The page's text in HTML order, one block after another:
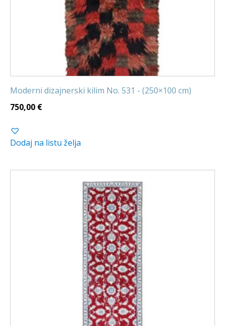
Moderni dizajnerski kilim No. 531 - (250×100 cm)
750,00 €
Dodaj na listu želja